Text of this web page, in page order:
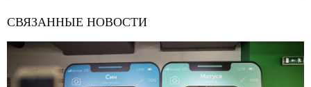
СВЯЗАННЫЕ НОВОСТИ